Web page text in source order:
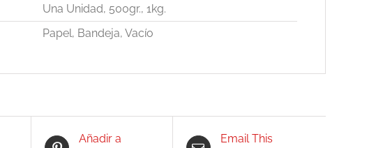
Una Unidad, 500gr., 1kg.
Papel, Bandeja, Vacío
Añadir a
Email This